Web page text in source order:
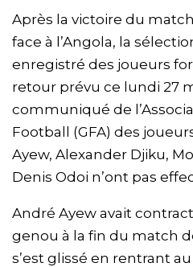
Après la victoire du
face à l’Angola, la
enregistré des joueurs
retour prévu ce lundi 27
communiqué de
Football (GFA) des
Ayew, Alexander Djiku,
Denis Odoi n’ont pas
André Ayew avait
genou à la fin du match
s’est glissé en rentrant